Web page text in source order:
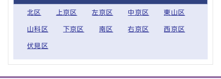
北区 上京区 左京区 中京区 東山区
山科区 下京区 南区 右京区 西京区
伏見区